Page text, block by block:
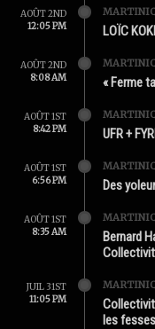
AOÛT 2ND
12:05 PM
LOÏC
AOÛT 2ND
8:08 AM
« Ferme
AOÛT 1ST
8:42 PM
UFR +
AOÛT 1ST
6:56 PM
Des
AOÛT 1ST
8:35 AM
Bernard
JUIL 31ST
11:05 PM
les